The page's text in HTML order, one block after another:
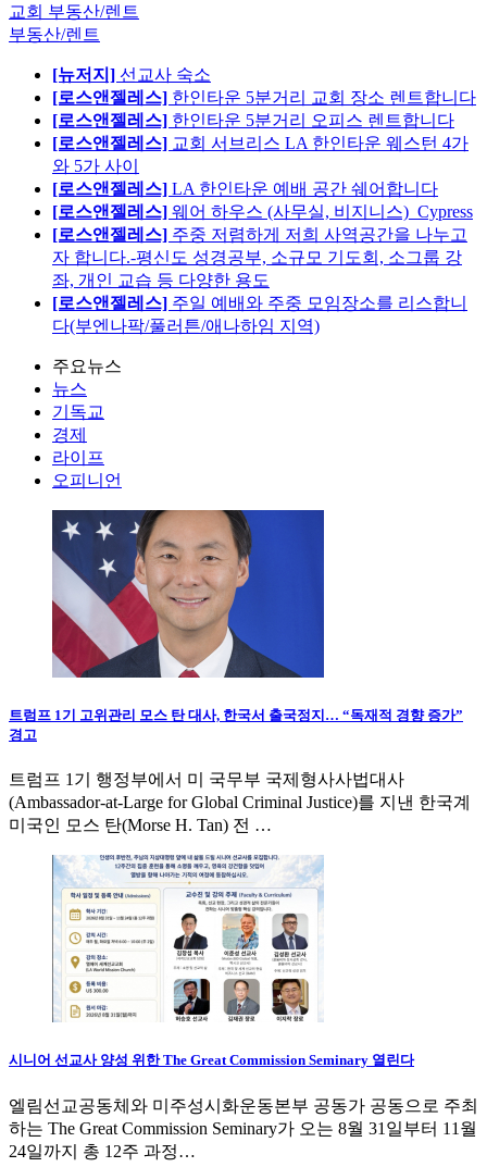
교회 부동산/렌트
부동산/렌트
[뉴저지] 선교사 숙소
[로스앤젤레스] 한인타운 5분거리 교회 장소 렌트합니다
[로스앤젤레스] 한인타운 5분거리 오피스 렌트합니다
[로스앤젤레스] 교회 서브리스 LA 한인타운 웨스턴 4가
와 5가 사이
[로스앤젤레스] LA 한인타운 예배 공간 쉐어합니다
[로스앤젤레스] 웨어 하우스 (사무실, 비지니스)_Cypress
[로스앤젤레스] 주중 저렴하게 저희 사역공간을 나누고
자 합니다.-평신도 성경공부, 소규모 기도회, 소그룹 강
좌, 개인 교습 등 다양한 용도
[로스앤젤레스] 주일 예배와 주중 모임장소를 리스합니
다(부엔나팍/풀러튼/애나하임 지역)
주요뉴스
뉴스
기독교
경제
라이프
오피니언
트럼프 1기 고위관리 모스 탄 대사, 한국서 출국정지… “독재적 경향 증가”
경고
트럼프 1기 행정부에서 미 국무부 국제형사사법대사
(Ambassador-at-Large for Global Criminal Justice)를 지낸 한국계
미국인 모스 탄(Morse H. Tan) 전 …
시니어 선교사 양성 위한 The Great Commission Seminary 열린다
엘림선교공동체와 미주성시화운동본부 공동가 공동으로 주최
하는 The Great Commission Seminary가 오는 8월 31일부터 11월
24일까지 총 12주 과정…